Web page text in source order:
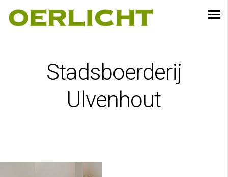
Stadsboerderij
Ulvenhout